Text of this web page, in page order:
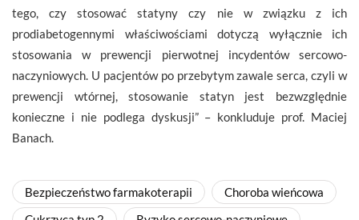
tego, czy stosować statyny czy nie w związku z ich
prodiabetogennymi właściwościami dotyczą wyłącznie ich
stosowania w prewencji pierwotnej incydentów sercowo-
naczyniowych. U pacjentów po przebytym zawale serca, czyli w
prewencji wtórnej, stosowanie statyn jest bezwzględnie
konieczne i nie podlega dyskusji” – konkluduje prof. Maciej
Banach.
Bezpieczeństwo farmakoterapii
Choroba wieńcowa